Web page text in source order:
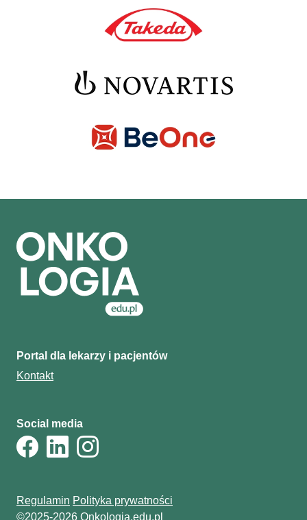
Portal dla lekarzy i pacjentów
Kontakt
Social media
Regulamin Polityka prywatności
©2025-2026 Onkologia.edu.pl